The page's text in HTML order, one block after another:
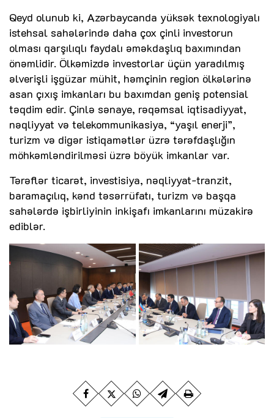
Qeyd olunub ki, Azərbaycanda yüksək texnologiyalı
istehsal sahələrində daha çox çinli investorun
olması qarşılıqlı faydalı əməkdaşlıq baxımından
önəmlidir. Ölkəmizdə investorlar üçün yaradılmış
əlverişli işgüzar mühit, həmçinin region ölkələrinə
asan çıxış imkanları bu baxımdan geniş potensial
təqdim edir. Çinlə sənaye, rəqəmsal iqtisadiyyat,
nəqliyyat və telekommunikasiya, “yaşıl enerji”,
turizm və digər istiqamətlər üzrə tərəfdaşlığın
möhkəmləndirilməsi üzrə böyük imkanlar var.
Tərəflər ticarət, investisiya, nəqliyyat-tranzit,
baramaçılıq, kənd təsərrüfatı, turizm və başqa
sahələrdə işbirliyinin inkişafı imkanlarını müzakirə
ediblər.